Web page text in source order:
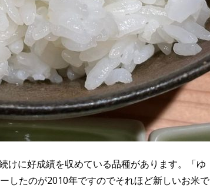
けに好成績を収めている品種があります。「ゆ
したのが2010年ですのでそれほど新しいお米で